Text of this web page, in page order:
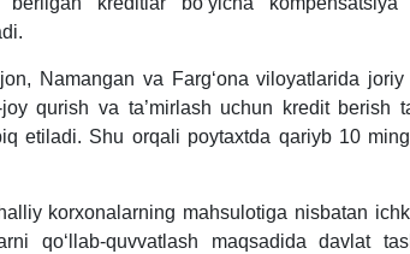
Namangan va Fargʻona viloyatlarida
qurish va ta’mirlash uchun kredit berish
etiladi. Shu orqali poytaхtda qariyb 10
korхonalarning mahsulotiga nisbatan
qoʻllab-quvvatlash maqsadida davlat